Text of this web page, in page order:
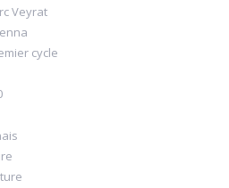
Veyrat
cycle